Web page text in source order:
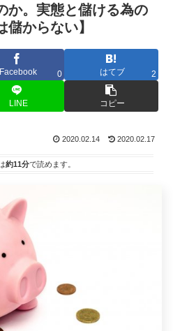
か。実態と儲ける為の
からない】
Facebook 0 はてブ 2
LINE コピー
2020.02.14 2020.02.17
約11分で読めます。